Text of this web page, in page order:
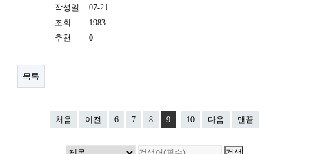
작성일
07-21
조회
1983
추천
0
목록
처음 이전 6 7 8 9 10 다음 맨끝